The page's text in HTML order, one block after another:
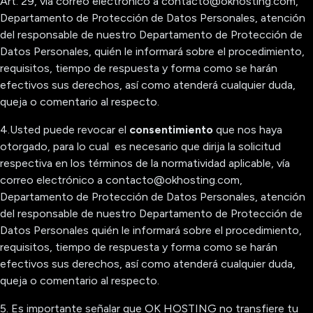
Departamento de Protección de Datos Personales, atención
del responsable de nuestro Departamento de Protección de
Datos Personales, quién le informará sobre el procedimiento,
requisitos, tiempo de respuesta y forma como se harán
efectivos sus derechos, así como atenderá cualquier duda,
queja o comentario al respecto.
4.Usted puede revocar el consentimiento que nos haya
otorgado, para lo cual es necesario que dirija la solicitud
respectiva en los términos de la normatividad aplicable, vía
correo electrónico a contacto@okhosting.com,
Departamento de Protección de Datos Personales, atención
del responsable de nuestro Departamento de Protección de
Datos Personales quién le informará sobre el procedimiento,
requisitos, tiempo de respuesta y forma como se harán
efectivos sus derechos, así como atenderá cualquier duda,
queja o comentario al respecto.
5. Es importante señalar que OK HOSTING no transfiere tu